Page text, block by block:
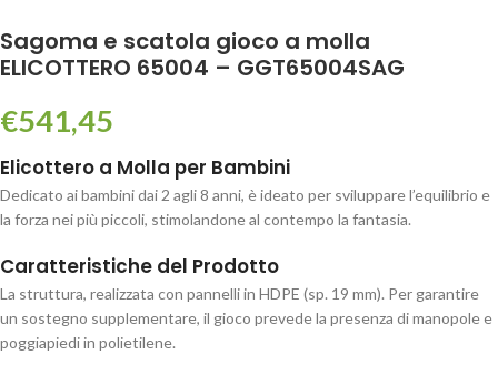
Sagoma e scatola gioco a molla
ELICOTTERO 65004 – GGT65004SAG
€541,45
Elicottero a Molla per Bambini
Dedicato ai bambini dai 2 agli 8 anni, è ideato per sviluppare l’equilibrio e
la forza nei più piccoli, stimolandone al contempo la fantasia.
Caratteristiche del Prodotto
La struttura, realizzata con pannelli in HDPE (sp. 19 mm). Per garantire
un sostegno supplementare, il gioco prevede la presenza di manopole e
poggiapiedi in polietilene.